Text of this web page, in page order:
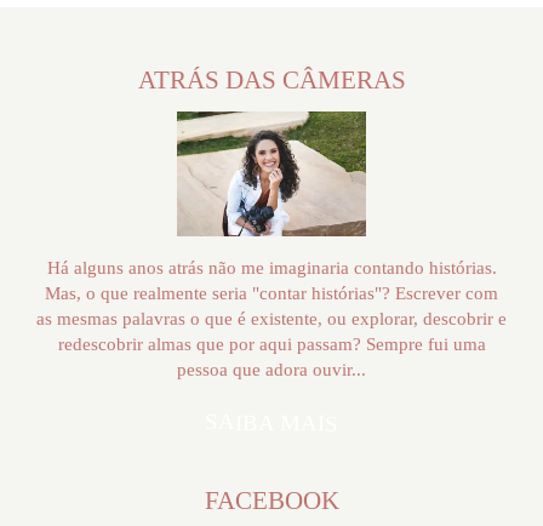
ATRÁS DAS CÂMERAS
Há alguns anos atrás não me imaginaria contando histórias.
Mas, o que realmente seria "contar histórias"? Escrever com
as mesmas palavras o que é existente, ou explorar, descobrir e
redescobrir almas que por aqui passam? Sempre fui uma
pessoa que adora ouvir...
FACEBOOK